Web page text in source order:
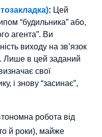
: Цей
“будильника” або,
агента”. Ви
виходу на зв’язок
Лише в цей заданий
свої
і знову “засинає”,
робота від
й роки), майже